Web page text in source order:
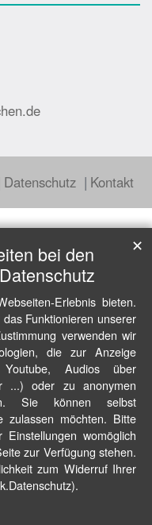
Datenschutz Kontakt
bei den
Erlebnis bieten.
Funktionieren unserer
verwenden wir
die zur Anzeige
Audios über
...) oder zu anonymen
Sie können selbst
zulassen möchten. Bitte
womöglich
zur Verfügung stehen.
zum Widerruf Ihrer
✕